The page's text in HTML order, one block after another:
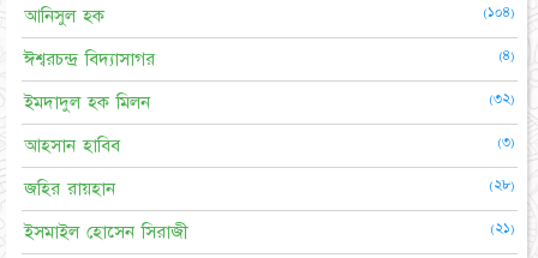
আনিসুল হক (১০৪)
ঈশ্বরচন্দ্র বিদ্যাসাগর (৪)
ইমদাদুল হক মিলন (৩২)
আহসান হাবিব (৩)
জহির রায়হান (২৮)
ইসমাইল হোসেন সিরাজী (২১)